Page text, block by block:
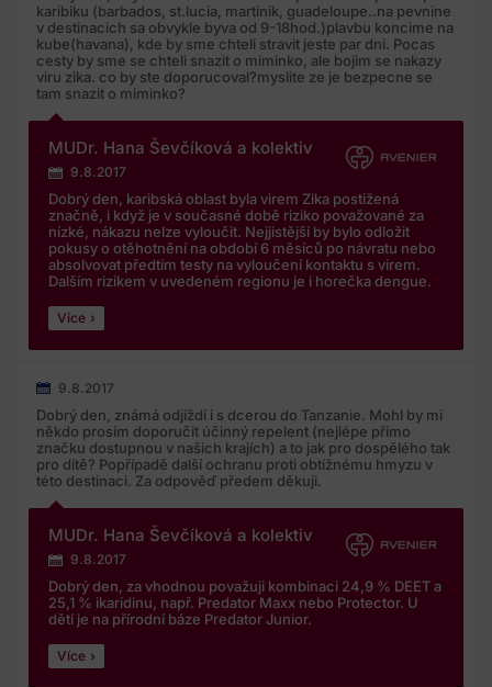
karibiku (barbados, st.lucia, martinik, guadeloupe..na pevnine
v destinacich sa obvykle byva od 9-18hod.)plavbu koncime na
kube(havana), kde by sme chteli stravit jeste par dni. Pocas
cesty by sme se chteli snazit o miminko, ale bojim se nakazy
viru zika. co by ste doporucoval?myslite ze je bezpecne se
tam snazit o miminko?
MUDr. Hana Ševčíková a kolektiv
9.8.2017
Dobrý den, karibská oblast byla virem Zika postižená
značně, i když je v současné době riziko považované za
nízké, nákazu nelze vyloučit. Nejjistější by bylo odložit
pokusy o otěhotnění na období 6 měsíců po návratu nebo
absolvovat předtím testy na vyloučení kontaktu s virem.
Dalším rizikem v uvedeném regionu je i horečka dengue.
Více
9.8.2017
Dobrý den, známá odjíždí i s dcerou do Tanzanie. Mohl by mi
někdo prosím doporučit účinný repelent (nejlépe přímo
značku dostupnou v našich krajích) a to jak pro dospělého tak
pro dítě? Popřípadě další ochranu proti obtížnému hmyzu v
této destinaci. Za odpověď předem děkuji.
MUDr. Hana Ševčíková a kolektiv
9.8.2017
Dobrý den, za vhodnou považuji kombinaci 24,9 % DEET a
25,1 % ikaridinu, např. Predator Maxx nebo Protector. U
dětí je na přírodní báze Predator Junior.
Více